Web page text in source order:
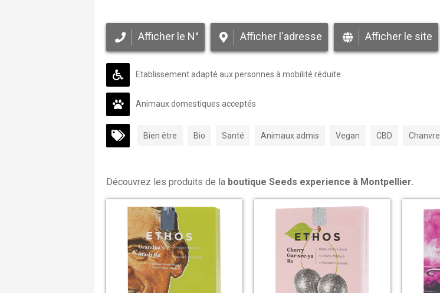
Afficher le N° Afficher l'adresse Afficher le site
Etablissement adapté aux personnes à mobilité réduite
Animaux domestiques acceptés
Bien être Bio Santé Animaux admis Vegan CBD Chanvre
Découvrez les produits de la boutique Seeds experience à Montpellier.